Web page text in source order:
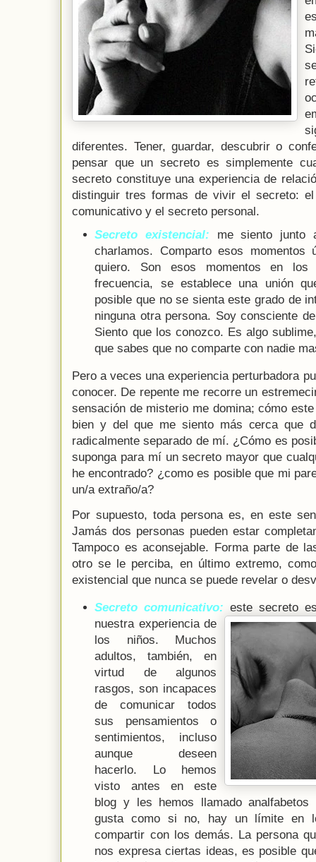
diferentes. Tener, guardar, descubrir o
pensar que un secreto es simplemente
secreto constituye una experiencia de
distinguir tres formas de vivir el secreto:
comunicativo y el secreto personal.
Secreto existencial: me siento junto
charlamos. Comparto esos momentos
quiero. Son esos momentos en
frecuencia, se establece una unión
posible que no se sienta este grado de
ninguna otra persona. Soy consciente
Siento que los conozco. Es algo
que sabes que no comparte con nadie
Pero a veces una experiencia perturbadora
conocer. De repente me recorre un
sensación de misterio me domina; cómo
bien y del que me siento más cerca que
radicalmente separado de mí. ¿Cómo es
suponga para mí un secreto mayor que
he encontrado? ¿como es posible que mi
un/a extraño/a?
Por supuesto, toda persona es, en este
Jamás dos personas pueden estar
Tampoco es aconsejable. Forma parte de
otro se le perciba, en último extremo,
existencial que nunca se puede revelar o
Secreto comunicativo: este secreto
nuestra experiencia de
los niños. Muchos
adultos, también, en
virtud de algunos
rasgos, son incapaces
de comunicar todos
sus pensamientos o
sentimientos, incluso
aunque deseen
hacerlo. Lo hemos
visto antes en este
blog y les hemos llamado analfabetos
gusta como si no, hay un límite en
compartir con los demás. La persona
nos expresa ciertas ideas, es posible